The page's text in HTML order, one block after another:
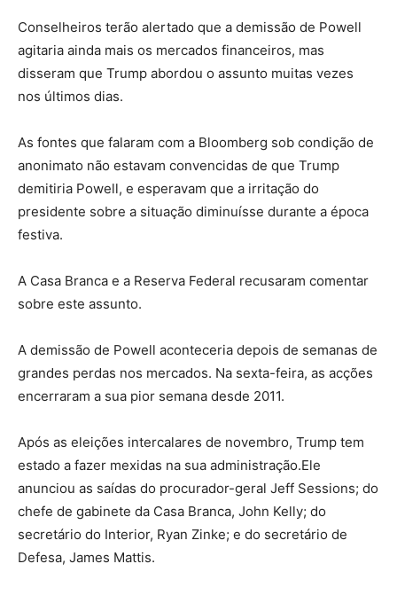
Conselheiros terão alertado que a demissão de Powell
agitaria ainda mais os mercados financeiros, mas
disseram que Trump abordou o assunto muitas vezes
nos últimos dias.
As fontes que falaram com a Bloomberg sob condição de
anonimato não estavam convencidas de que Trump
demitiria Powell, e esperavam que a irritação do
presidente sobre a situação diminuísse durante a época
festiva.
A Casa Branca e a Reserva Federal recusaram comentar
sobre este assunto.
A demissão de Powell aconteceria depois de semanas de
grandes perdas nos mercados. Na sexta-feira, as acções
encerraram a sua pior semana desde 2011.
Após as eleições intercalares de novembro, Trump tem
estado a fazer mexidas na sua administração.Ele
anunciou as saídas do procurador-geral Jeff Sessions; do
chefe de gabinete da Casa Branca, John Kelly; do
secretário do Interior, Ryan Zinke; e do secretário de
Defesa, James Mattis.